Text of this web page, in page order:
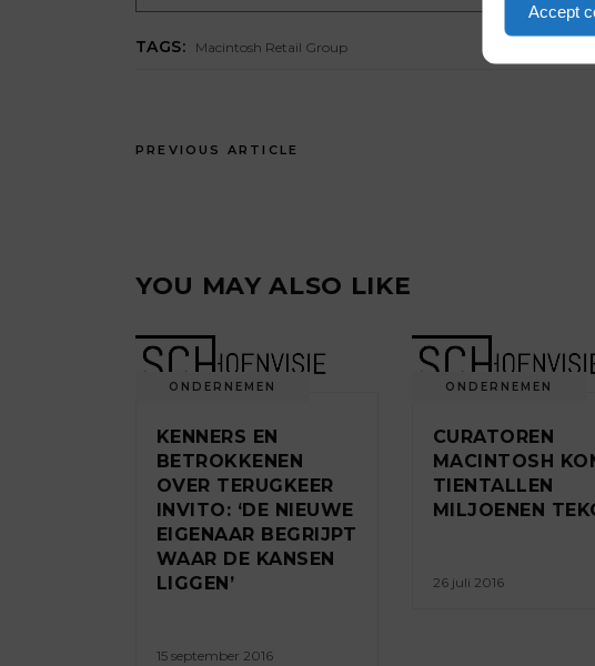
Accept
TAGS: Macintosh Retail Group
PREVIOUS ARTICLE
YOU MAY ALSO LIKE
ONDERNEMEN
KENNERS EN
BETROKKENEN
OVER TERUGKEER
INVITO: ‘DE NIEUWE
EIGENAAR BEGRIJPT
WAAR DE KANSEN
LIGGEN’
15 september 2016
ONDERNEMEN
CURATOREN
MACINTOSH
TIENTALLEN
MILJOENEN
26 juli 2016